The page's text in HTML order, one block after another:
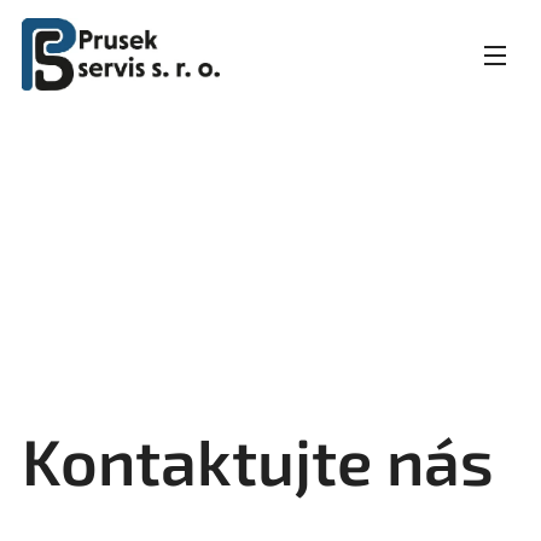
Kontaktujte nás